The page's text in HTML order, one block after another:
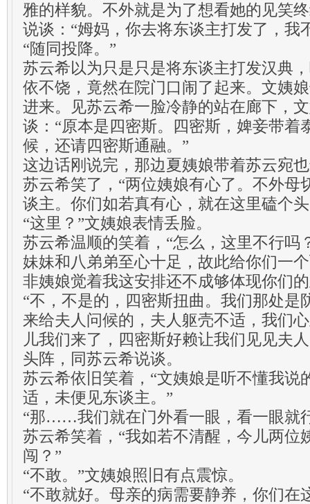
雅的样貌。不外就是为了想看她的见笑
说谈：“姆妈，你去将东谈主打发了，我
“随同投降。”
苏云希以为只是只是将东谈主打发汉典
依不饶，竟然在院门口闹了起来。文姨
进来。见苏云希一脸冷静的站在廊下，
谈：“原本是四密斯。四密斯，婢妾带着
候，还请四密斯通融。”
这边话刚说完，那边夏姨娘带着苏云宛
苏云希笑了，“两位姨娘有心了。不外母
谈主。你们如若真有心，就在这里磕个
“这里？”文姨娘表情丢脸。
苏云希温顺的笑着，“怎么，这里不行吗
妹妹和八弟弟至心十足，故此给你们一
非姨娘觉着我这安排还不成够体现你们
“不，不是的，四密斯扭曲。我们那处是
来给夫人问候的，夫人躯壳不适，我们
儿我们来了，四密斯好赖让我们见见夫
头阵，同苏云希说谈。
苏云希依旧笑着，“文姨娘是听不懂我说
适，未便见东谈主。”
“那……我们就在门外看一眼，看一眼就
苏云希笑着，“我如若不清醒，今儿两位
闯？”
“不敢。”文姨娘照旧有点震惊。
“不敢就好。母亲的病需要静养，你们在